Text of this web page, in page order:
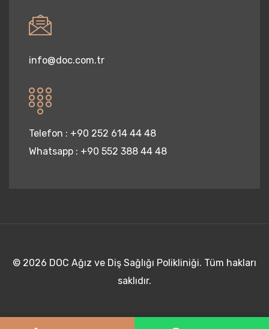
info@doc.com.tr
Telefon : +90 252 614 44 48
Whatsapp : +90 552 388 44 48
© 2026 DOC Ağız ve Diş Sağlığı Polikliniği. Tüm hakları
saklıdır.